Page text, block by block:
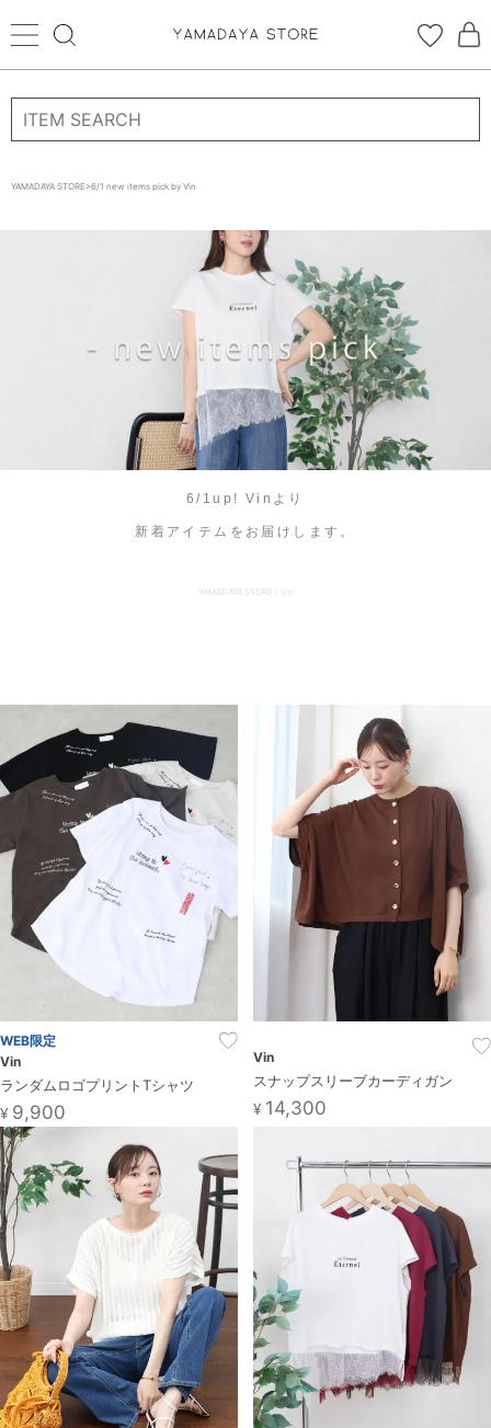
ログイン 新規会員登録
ブランド一覧
店舗検索
サイズガイド
ご利用ガイド/ヘルプ
お問い合わせ
YAMADAYA STORE >6/1 new items pick by Vin
6/1up! Vinより
新着アイテムをお届けします。
YAMADAYA STORE / Vin
WEB限定
Vin
ランダムロゴプリントTシャツ
¥9,900
Vin
スナップスリーブカーディガン
¥14,300